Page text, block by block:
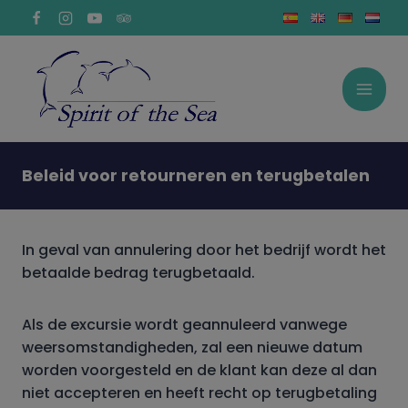
Doorgaan
naar
Beleid voor retourneren en terugbetalen
In geval van annulering door het bedrijf wordt het
betaalde bedrag terugbetaald.
Als de excursie wordt geannuleerd vanwege
weersomstandigheden, zal een nieuwe datum
worden voorgesteld en de klant kan deze al dan
niet accepteren en heeft recht op terugbetaling